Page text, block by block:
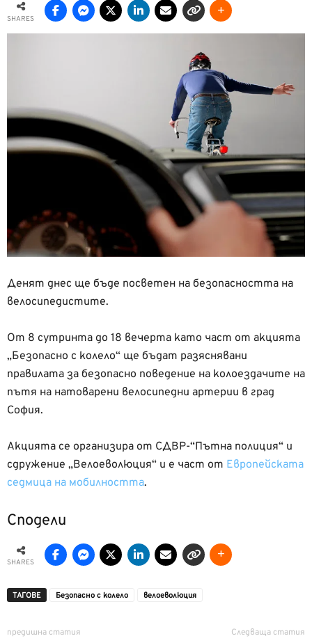
SHARES
Денят днес ще бъде посветен на безопасността на
велосипедистите.
От 8 сутринта до 18 вечерта като част от акцията
„Безопасно с колело“ ще бъдат разяснявани
правилата за безопасно поведение на колоездачите на
пътя на натоварени велосипедни артерии в град
София.
Акцията се организира от СДВР-“Пътна полиция“ и
сдружение „Велоеволюция“ и е част от Европейската
седмица на мобилността.
Сподели
SHARES
ТАГОВЕ Безопасно с колело велоеволюция
предишна статия Следваща статия